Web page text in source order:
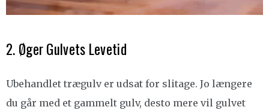
2. Øger Gulvets Levetid
Ubehandlet trægulv er udsat for slitage. Jo længere
du går med et gammelt gulv, desto mere vil gulvet